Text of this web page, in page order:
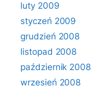
luty 2009
styczeń 2009
grudzień 2008
listopad 2008
październik 2008
wrzesień 2008